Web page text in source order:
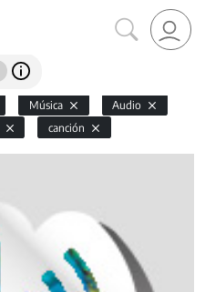
Música
Audio
canción